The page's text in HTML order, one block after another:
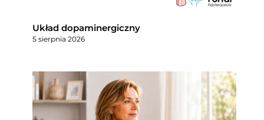
Układ dopaminergiczny
5 sierpnia 2026